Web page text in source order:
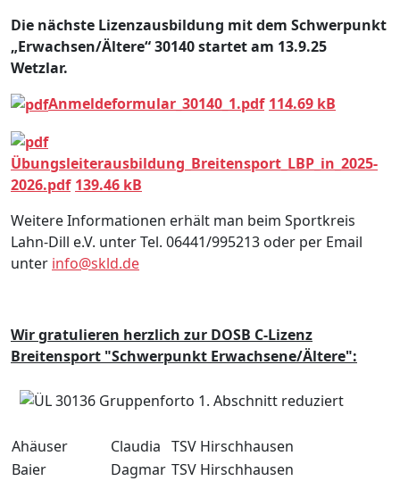
Die nächste Lizenzausbildung mit dem Schwerpunkt
„Erwachsen/Ältere“ 30140 startet am 13.9.25
Wetzlar.
Anmeldeformular_30140_1.pdf 114.69 kB
Übungsleiterausbildung_Breitensport_LBP_in_2025-
2026.pdf 139.46 kB
Weitere Informationen erhält man beim Sportkreis
Lahn-Dill e.V. unter Tel. 06441/995213 oder per Email
unter info@skld.de
Wir gratulieren herzlich zur DOSB C-Lizenz
Breitensport "Schwerpunkt Erwachsene/Ältere":
Ahäuser Claudia TSV Hirschhausen
Baier
Dagmar TSV Hirschhausen